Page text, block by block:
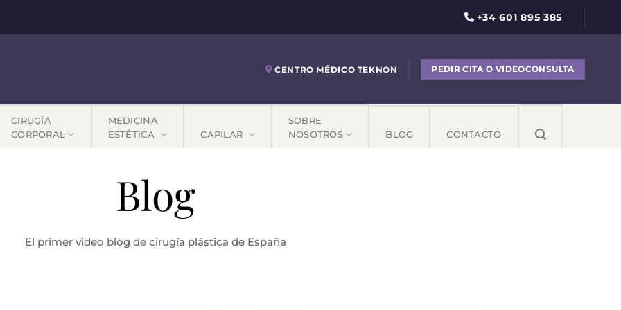
+34 601 895 385
CENTRO MÉDICO TEKNON PEDIR CITA O VIDEOCONSULTA
CIRUGÍA
CORPORAL
MEDICINA
ESTÉTICA
CAPILAR
SOBRE
NOSOTROS
BLOG CONTACTO
Blog
El primer video blog de cirugía plástica de España